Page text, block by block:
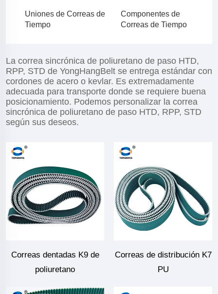
Uniones de Correas de
Tiempo
Componentes de
Correas de Tiempo
La correa sincrónica de poliuretano de paso HTD,
RPP, STD de YongHangBelt se entrega estándar con
cordones de acero o kevlar. Es extremadamente
adecuada para transporte donde se requiere buena
posicionamiento. Podemos personalizar la correa
sincrónica de poliuretano de paso HTD, RPP, STD
según sus deseos.
Correas dentadas K9 de
poliuretano
Correas de distribución K7
PU